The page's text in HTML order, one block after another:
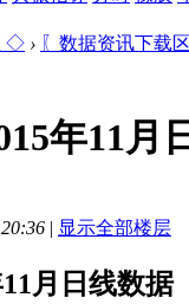
◇ › 〖数据资讯下载区
年11月
| 显示全部楼层
月日线数据